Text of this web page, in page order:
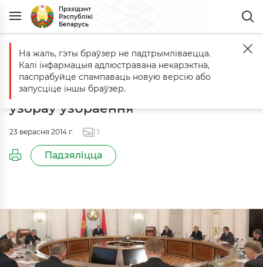
Прэзідэнт
Рэспублікі
Беларусь
Галоўная Падзеі Нарада па пытанні стварэння вытворчасці
Нарада па пытанні стварэння
вытворчасці перспектыўных
узораў узбраення
23 верасня 2014 г. 1
Падзяліцца
На жаль, гэты браўзер не падтрымліваецца.
Калі інфармацыя адлюстравана некарэктна,
паспрабуйце спампаваць новую версію або
запусціце іншы браўзер.